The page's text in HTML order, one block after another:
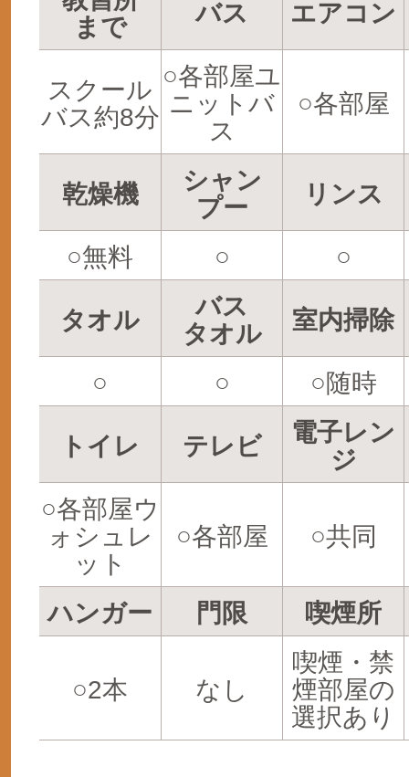
まで
バス エアコン
スクール
バス約8分
○各部屋ユ
ニットバ
ス
○各部屋
乾燥機
シャン
プー
リンス
○無料 ○ ○
タオル
バス
タオル
室内掃除
○ ○ ○随時
トイレ テレビ
電子レン
ジ
○各部屋ウ
ォシュレ
ット
○各部屋 ○共同
ハンガー 門限 喫煙所
○2本 なし
喫煙・禁
煙部屋の
選択あり